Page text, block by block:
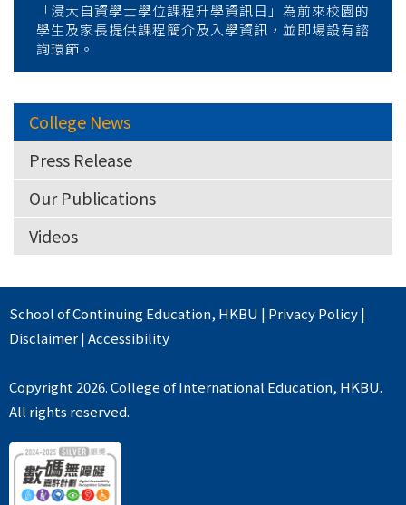
「浸大自資學士學位課程升學資訊日」為前來校園的
學生及家長提供課程簡介及入學資訊，並即場設有諮
詢環節。
College News
Press Release
Our Publications
Videos
School of Continuing Education, HKBU | Privacy Policy|
Disclaimer|Accessibility
Copyright 2026. College of International Education, HKBU.
All rights reserved.